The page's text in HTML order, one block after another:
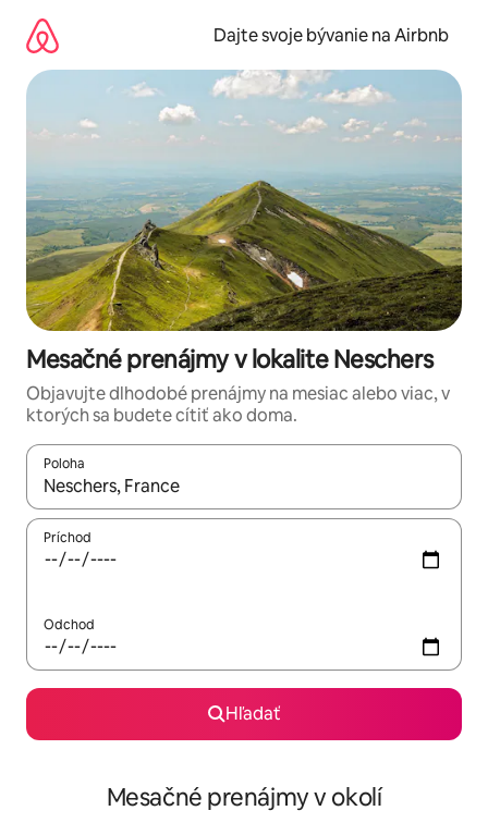
obsah.
Dajte svoje bývanie na Airbnb
Mesačné prenájmy v lokalite Neschers
Objavujte dlhodobé prenájmy na mesiac alebo viac, v
ktorých sa budete cítiť ako doma.
Poloha
Keď budú výsledky k dispozícii, môžete si ich prechádzať
Príchod
Odchod
Hľadať
Mesačné prenájmy v okolí